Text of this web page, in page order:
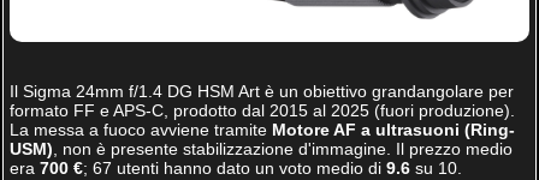
Il Sigma 24mm f/1.4 DG HSM Artè un obiettivo grandangolare per
formato FF e APS-C, prodotto dal 2015 al 2025 (fuori produzione).
La messa a fuoco avviene tramite Motore AF a ultrasuoni (Ring-
USM), non è presente stabilizzazione d'immagine. Il prezzo medio
era 700 €; 67 utenti hanno dato un voto medio di 9.6su 10.